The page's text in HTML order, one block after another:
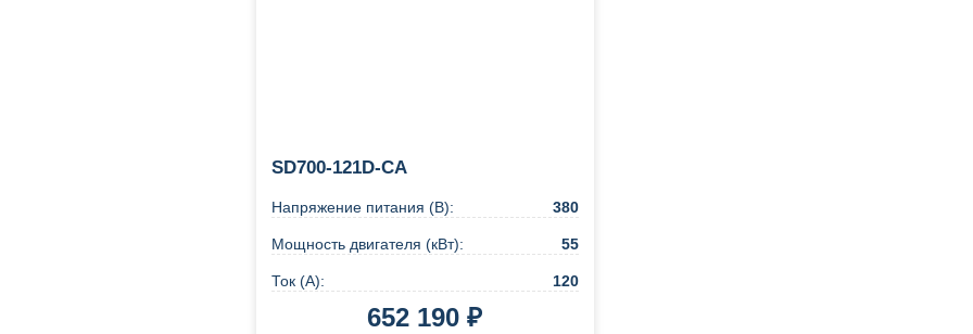
SD700-121D-CA
Напряжение питания (В): 380
Мощность двигателя (кВт): 55
Ток (А): 120
652 190 ₽